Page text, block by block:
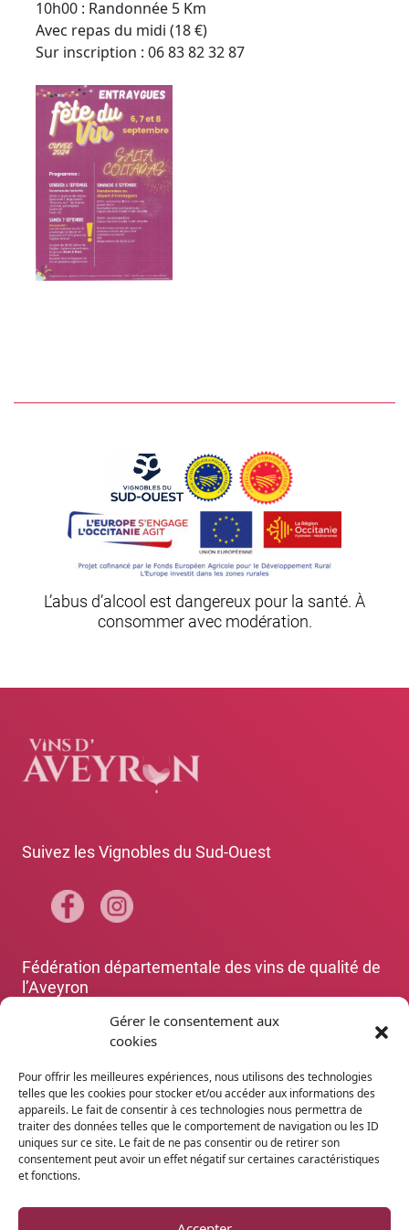
Gérer le consentement aux
cookies
Pour offrir les meilleures expériences, nous utilisons des technologies
telles que les cookies pour stocker et/ou accéder aux informations des
appareils. Le fait de consentir à ces technologies nous permettra de
traiter des données telles que le comportement de navigation ou les ID
uniques sur ce site. Le fait de ne pas consentir ou de retirer son
consentement peut avoir un effet négatif sur certaines caractéristiques
et fonctions.
10h00 : Randonnée 5 Km
Avec repas du midi (18 €)
Sur inscription : 06 83 82 32 87
L’abus d’alcool est dangereux pour la santé. À
consommer avec modération.
Suivez les Vignobles du Sud-Ouest
Fédération départementale des vins de qualité de
l’Aveyron
Les organismes de défense et de gestion des
dénominations aveyronnaises (Rodez)
+33 5 65 67 88 70
Agence Départementale de l’Attractivité et du
Tourisme de l’Aveyron
+33 5 65 75 55 80